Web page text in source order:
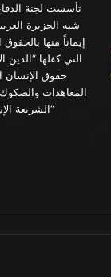
تأسست لجنة
إيماناً منها
التي كفلها “الدين
حقوق الإنسان
المعاهدات
“الشريعة